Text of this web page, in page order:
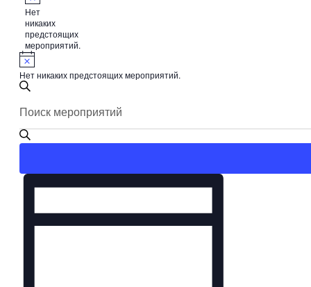
Заметка
Нет
никаких
предстоящих
мероприятий.
Заметка
Нет никаких предстоящих мероприятий.
Поиск
и
просмотр
Мероприятия
ключевое
Поиск
ключевому
слову.
Мероприятие
навигации